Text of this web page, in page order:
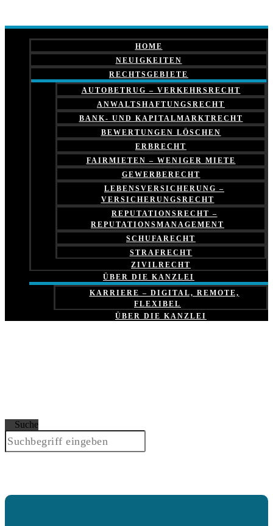
HOME
NEUIGKEITEN
RECHTSGEBIETE
AUTOBETRUG – VERKEHRSRECHT
ANWALTSHAFTUNGSRECHT
BANK- UND KAPITALMARKTRECHT
BEWERTUNGEN LÖSCHEN
ERBRECHT
FAIRMIETEN – WENIGER MIETE
GEWERBERECHT
LEBENSVERSICHERUNG –
VERSICHERUNGSRECHT
REPUTATIONSRECHT –
REPUTATIONSMANAGEMENT
SCHUFARECHT
STRAFRECHT
ZIVILRECHT
ÜBER DIE KANZLEI
KARRIERE – DIGITAL, REMOTE,
FLEXIBEL
ÜBER DIE KANZLEI
Suche